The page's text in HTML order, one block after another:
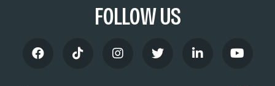
FOLLOW US